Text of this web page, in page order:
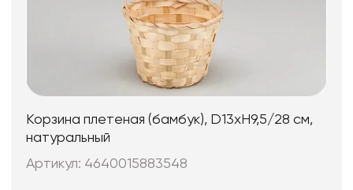
Корзина плетеная (бамбук), D13xH9,5/28 см,
натуральный
Артикул: 4640015883548